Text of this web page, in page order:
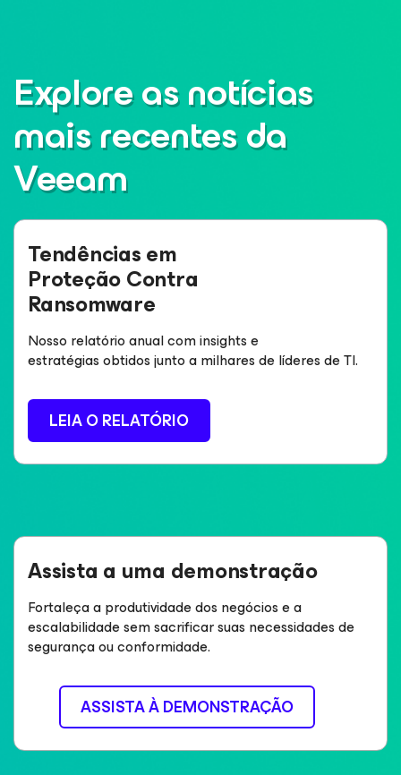
Explore as notícias
mais recentes da
Veeam
Tendências em
Proteção Contra
Ransomware
Nosso relatório anual com insights e
estratégias obtidos junto a milhares de líderes de TI.
LEIA O RELATÓRIO
Assista a uma demonstração
Fortaleça a produtividade dos negócios e a
escalabilidade sem sacrificar suas necessidades de
segurança ou conformidade.
ASSISTA À DEMONSTRAÇÃO